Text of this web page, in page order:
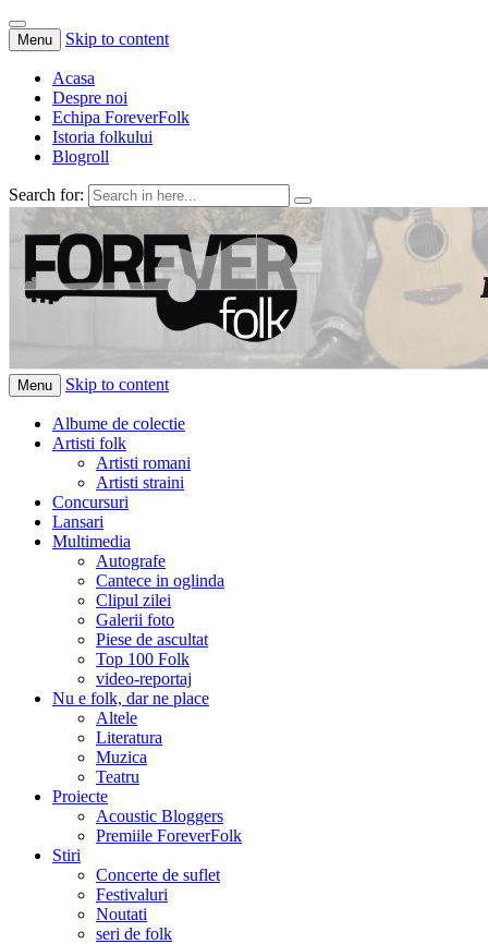
Menu Skip to content
Acasa
Despre noi
Echipa ForeverFolk
Istoria folkului
Blogroll
Search for:
ForeverFolk
Muzica sufletului tau
Menu Skip to content
Albume de colectie
Artisti folk
Artisti romani
Artisti straini
Concursuri
Lansari
Multimedia
Autografe
Cantece in oglinda
Clipul zilei
Galerii foto
Piese de ascultat
Top 100 Folk
video-reportaj
Nu e folk, dar ne place
Altele
Literatura
Muzica
Teatru
Proiecte
Acoustic Bloggers
Premiile ForeverFolk
Stiri
Concerte de suflet
Festivaluri
Noutati
seri de folk